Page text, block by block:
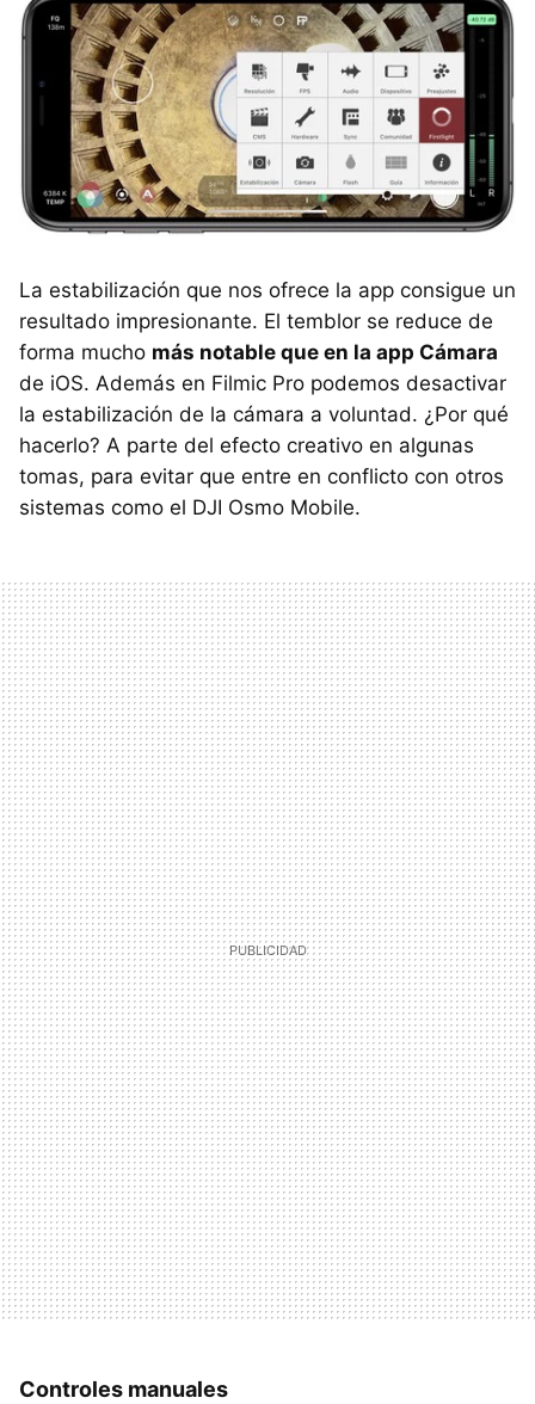
La estabilización que nos ofrece la app consigue un
resultado impresionante. El temblor se reduce de
forma mucho más notable que en la app Cámara
de iOS. Además en Filmic Pro podemos desactivar
la estabilización de la cámara a voluntad. ¿Por qué
hacerlo? A parte del efecto creativo en algunas
tomas, para evitar que entre en conflicto con otros
sistemas como el DJI Osmo Mobile.
Controles manuales